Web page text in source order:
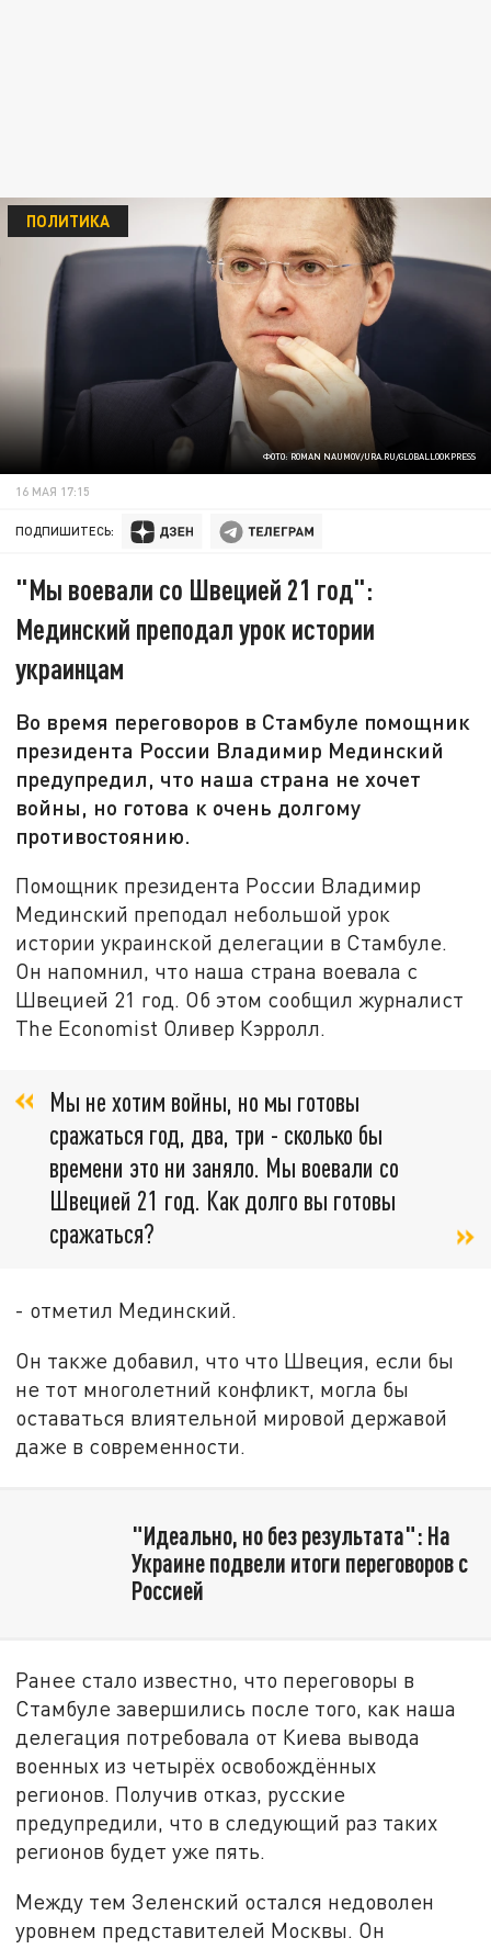
ФОТО: ROMAN NAUMOV/URA.RU/GLOBALLOOKPRESS
ПОЛИТИКА
16 МАЯ 17:15
ПОДПИШИТЕСЬ:
"Мы воевали со Швецией 21 год":
Мединский преподал урок истории
украинцам
Во время переговоров в Стамбуле помощник
президента России Владимир Мединский
предупредил, что наша страна не хочет
войны, но готова к очень долгому
противостоянию.
Помощник президента России Владимир
Мединский преподал небольшой урок
истории украинской делегации в Стамбуле.
Он напомнил, что наша страна воевала с
Швецией 21 год. Об этом сообщил журналист
The Economist Оливер Кэрролл.
Мы не хотим войны, но мы готовы
сражаться год, два, три - сколько бы
времени это ни заняло. Мы воевали со
Швецией 21 год. Как долго вы готовы
сражаться?
- отметил Мединский.
Он также добавил, что что Швеция, если бы
не тот многолетний конфликт, могла бы
оставаться влиятельной мировой державой
даже в современности.
"Идеально, но без результата": На
Украине подвели итоги переговоров с
Россией
Ранее стало известно, что переговоры в
Стамбуле завершились после того, как наша
делегация потребовала от Киева вывода
военных из четырёх освобождённых
регионов. Получив отказ, русские
предупредили, что в следующий раз таких
регионов будет уже пять.
Между тем Зеленский остался недоволен
уровнем представителей Москвы. Он